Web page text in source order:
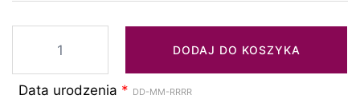
pustki
DODAJ DO KOSZYKA
Data urodzenia * DD-MM-RRRR